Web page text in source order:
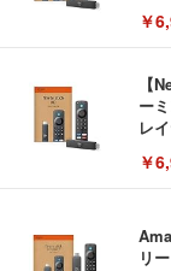
￥
【
ー
レ
￥
リ